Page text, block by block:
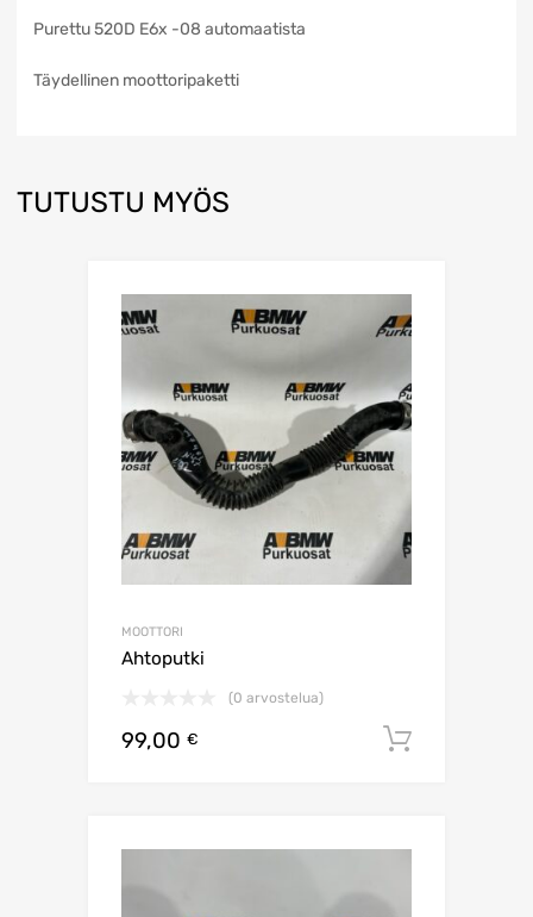
Purettu 520D E6x -08 automaatista
Täydellinen moottoripaketti
TUTUSTU MYÖS
MOOTTORI
Ahtoputki
(0 arvostelua)
99,00 €